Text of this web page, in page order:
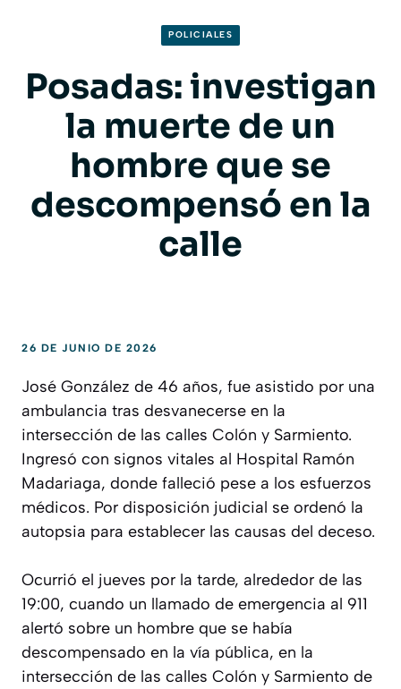
POLICIALES
Posadas: investigan
la muerte de un
hombre que se
descompensó en la
calle
26 DE JUNIO DE 2026
José González de 46 años, fue asistido por una
ambulancia tras desvanecerse en la
intersección de las calles Colón y Sarmiento.
Ingresó con signos vitales al Hospital Ramón
Madariaga, donde falleció pese a los esfuerzos
médicos. Por disposición judicial se ordenó la
autopsia para establecer las causas del deceso.
Ocurrió el jueves por la tarde, alrededor de las
19:00, cuando un llamado de emergencia al 911
alertó sobre un hombre que se había
descompensado en la vía pública, en la
intersección de las calles Colón y Sarmiento de